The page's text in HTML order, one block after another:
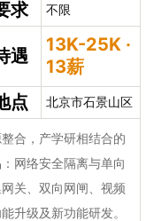
求 不限
遇
13K-25K ·
13薪
点 北京市石景山区
合，产学研相结合的
网络安全隔离与单向
关、双向网闸、视频
升级及新功能研发。